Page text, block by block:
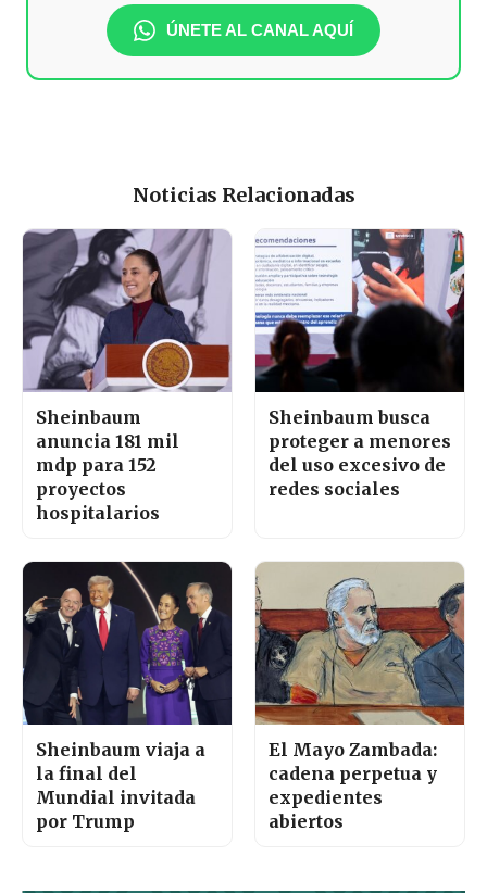
ÚNETE AL CANAL AQUÍ
Noticias Relacionadas
Sheinbaum
anuncia 181 mil
mdp para 152
proyectos
hospitalarios
Sheinbaum busca
proteger a menores
del uso excesivo de
redes sociales
Sheinbaum viaja a
la final del
Mundial invitada
por Trump
El Mayo Zambada:
cadena perpetua y
expedientes
abiertos